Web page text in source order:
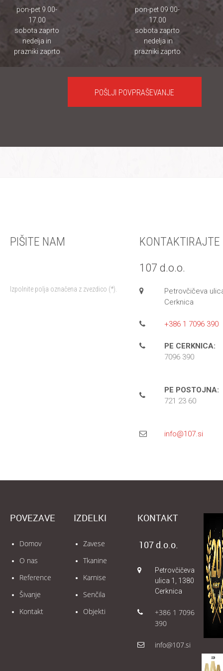
pon-pet 9.00-
17.00
sobota zaprto
nedelja in
prazniki zaprto
pon-pet 09.00-
17.00
sobota zaprto
nedelja in
prazniki zaprto
POŠLJI POVPRAŠEVANJE
PIŠITE NAM
Izpolnite polja označena z zvezdico (*).
KONTAKTIRAJTE
107 d.o.o.
Petrovčičeva
Cerknica
+386 1 7096 390
PE CERKNICA:
7096 390
PE POSTOJNA:
721 23 60
info@107.si
POVEZAVE
Domov
O nas
Reference
Šivanje
Kontakt
IZDELKI
Zavese
Tkanine
Karnise
Senčila
Objekti
KONTAKT
107 d.o.o.
Petrovčičeva
ulica 1, 1380
Cerknica
+386 1 7096
390
info@107.si